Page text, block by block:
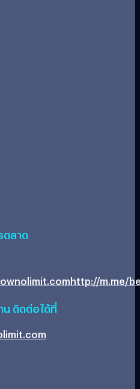
ตลาด
http://m.me/
ติดต่อได้ที่